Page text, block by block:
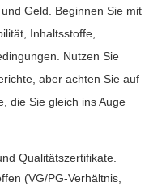
Geld. Beginnen Sie mit
Inhaltsstoffe,
Nutzen Sie
aber achten Sie auf
die Sie gleich ins Auge
Qualitätszertifikate.
(VG/PG-Verhältnis,